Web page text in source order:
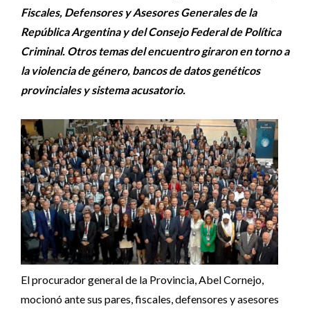
Fiscales, Defensores y Asesores Generales de la
República Argentina y del Consejo Federal de Política
Criminal. Otros temas del encuentro giraron en torno a
la violencia de género, bancos de datos genéticos
provinciales y sistema acusatorio.
El procurador general de la Provincia, Abel Cornejo,
mocionó ante sus pares, fiscales, defensores y asesores